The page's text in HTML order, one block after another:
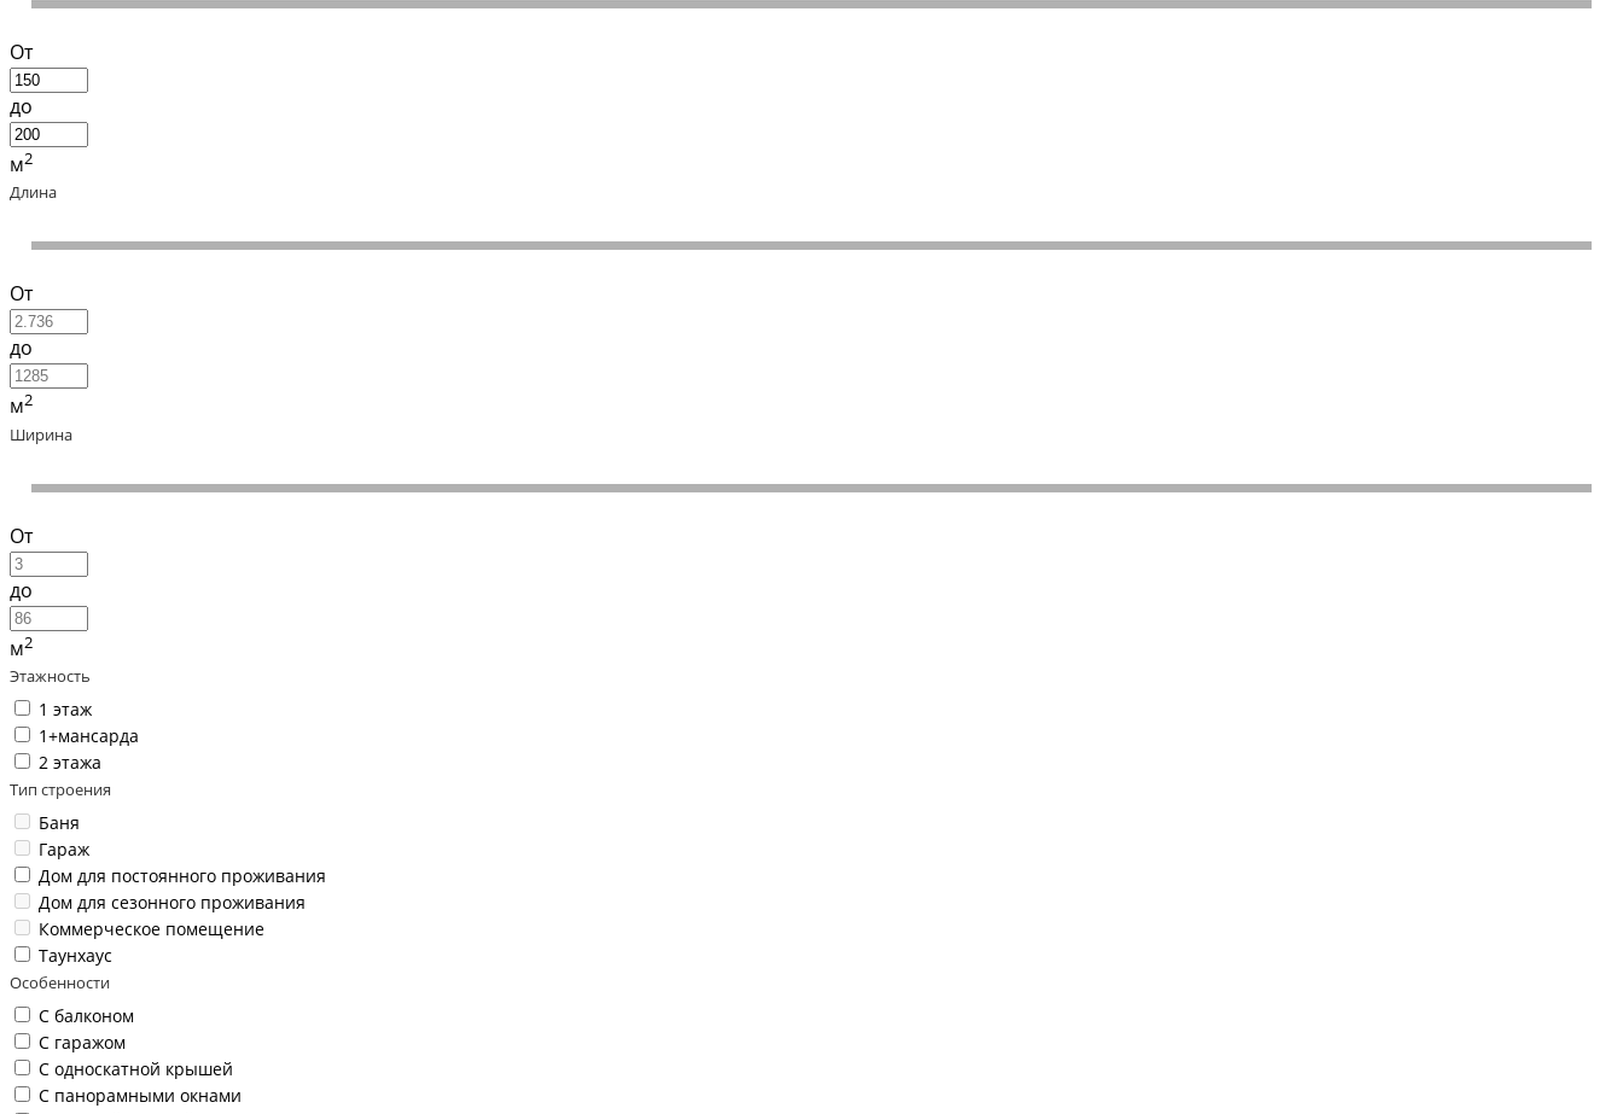
От
до
м2
Длина
От
до
м2
Ширина
От
до
м2
Этажность
1 этаж
1+мансарда
2 этажа
Тип строения
Баня
Гараж
Дом для постоянного проживания
Дом для сезонного проживания
Коммерческое помещение
Таунхаус
Особенности
С балконом
С гаражом
С односкатной крышей
С панорамными окнами